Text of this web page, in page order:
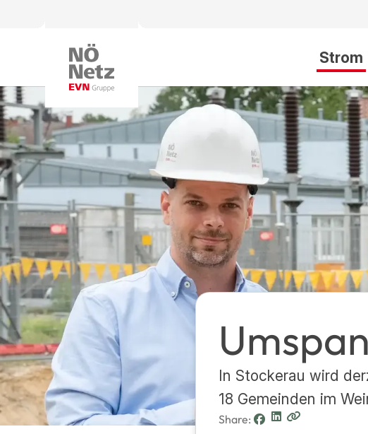
Strom
In Stockerau wird
18 Gemeinden im
Share: